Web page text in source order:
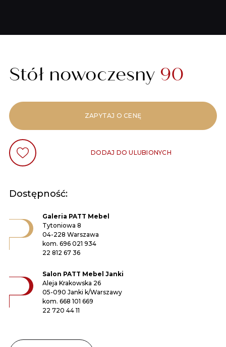
Stół nowoczesny 90
ZAPYTAJ O CENĘ
DODAJ DO ULUBIONYCH
Dostępność:
Galeria PATT Mebel
Tytoniowa 8
04-228 Warszawa
kom. 696 021 934
22 812 67 36
Salon PATT Mebel Janki
Aleja Krakowska 26
05-090 Janki k/Warszawy
kom. 668 101 669
22 720 44 11